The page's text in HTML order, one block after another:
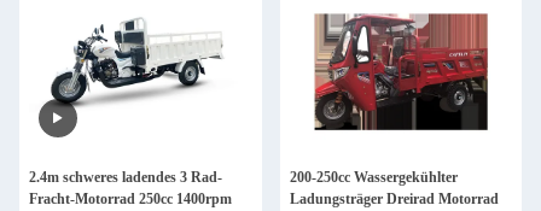
2.4m schweres ladendes 3 Rad-
Fracht-Motorrad 250cc 1400rpm
200-250cc Wassergekühlter
Ladungsträger Dreirad Motorrad